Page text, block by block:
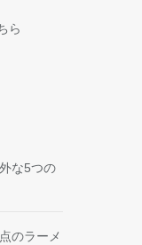
ら
な5つの
のラーメ